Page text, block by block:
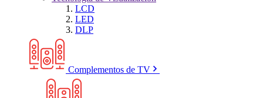
LCD
LED
DLP
Complementos de TV